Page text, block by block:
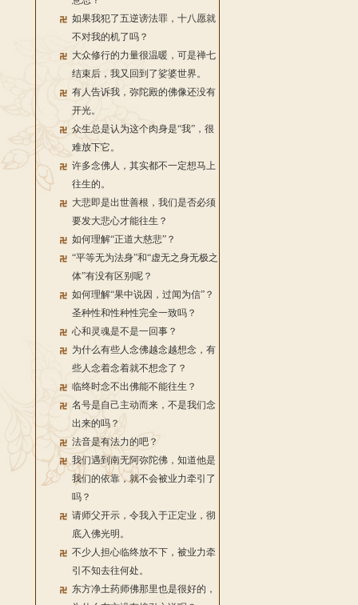
如果我犯了五逆谤法罪，十八愿就
不对我的机了吗？
大众修行的力量很温暖，可是禅七
结束后，我又回到了娑婆世界。
有人告诉我，弥陀殿的佛像还没有
开光。
众生总是认为这个肉身是“我”，很
难放下它。
许多念佛人，其实都不一定想马上
往生的。
大悲即是出世善根，我们是否必须
要发大悲心才能往生？
如何理解“正道大慈悲”？
“平等无为法身”和“虚无之身无极之
体”有没有区别呢？
如何理解“果中说因，过闻为信”？
圣种性和性种性完全一致吗？
心和灵魂是不是一回事？
为什么有些人念佛越念越想念，有
些人念着念着就不想念了？
临终时念不出佛能不能往生？
名号是自己主动而来，不是我们念
出来的吗？
法音是有法力的吧？
我们遇到南无阿弥陀佛，知道他是
我们的依靠，就不会被业力牵引了
吗？
请师父开示，令我入于正定业，彻
底入佛光明。
不少人担心临终放不下，被业力牵
引不知去往何处。
东方净土药师佛那里也是很好的，